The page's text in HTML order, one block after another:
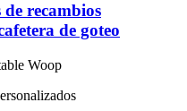
de recambios
de goteo
Woop